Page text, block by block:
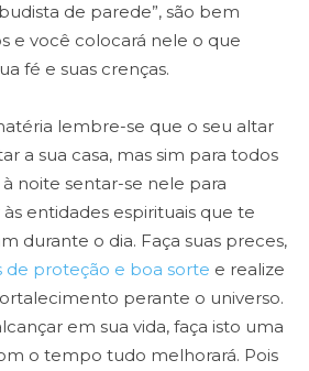
de parede”, são bem
e você colocará nele o que
fé e suas crenças.
lembre-se que o seu altar
a sua casa, mas sim para todos
noite sentar-se nele para
entidades espirituais que te
durante o dia. Faça suas preces,
de proteção e boa sorte e realize
perante o universo.
em sua vida, faça isto uma
o tempo tudo melhorará. Pois